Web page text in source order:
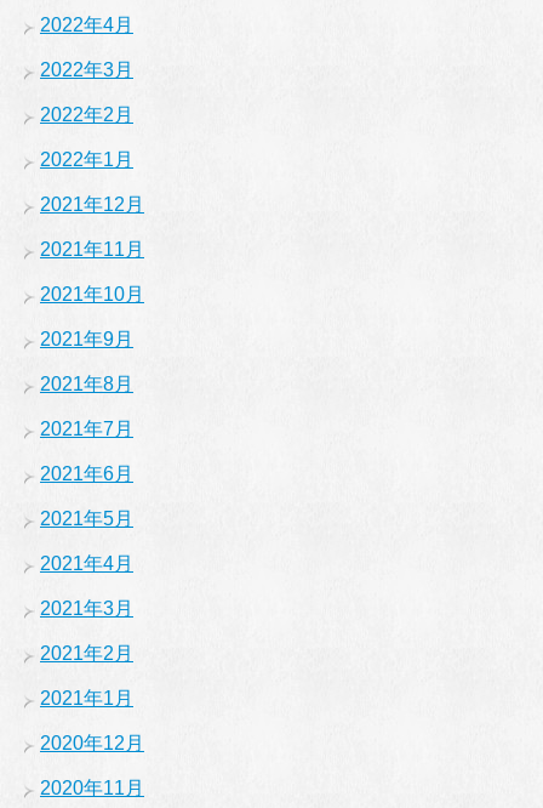
2022年4月
2022年3月
2022年2月
2022年1月
2021年12月
2021年11月
2021年10月
2021年9月
2021年8月
2021年7月
2021年6月
2021年5月
2021年4月
2021年3月
2021年2月
2021年1月
2020年12月
2020年11月